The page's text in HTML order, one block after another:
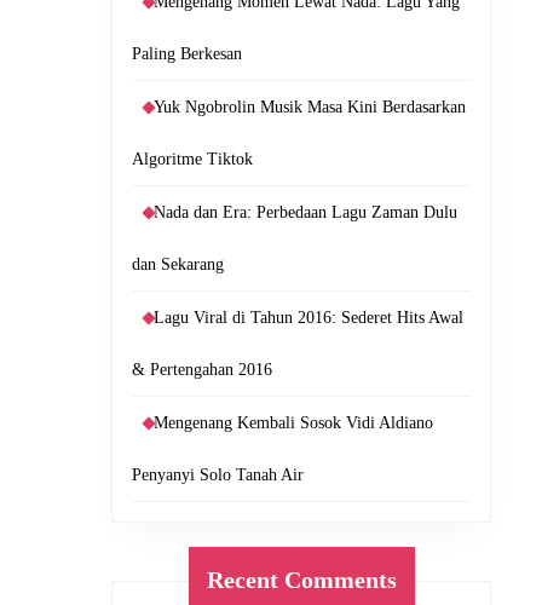
Paling Berkesan
Yuk Ngobrolin Musik Masa Kini Berdasarkan
Algoritme Tiktok
Nada dan Era: Perbedaan Lagu Zaman Dulu
dan Sekarang
Lagu Viral di Tahun 2016: Sederet Hits Awal
& Pertengahan 2016
Mengenang Kembali Sosok Vidi Aldiano
Penyanyi Solo Tanah Air
Recent Comments